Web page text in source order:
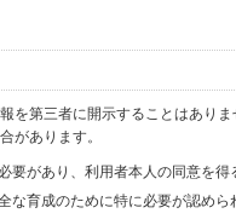
を第三者に開示することはあり
があります。
要があり、利用者本人の同意を得
な育成のために特に必要が認めら